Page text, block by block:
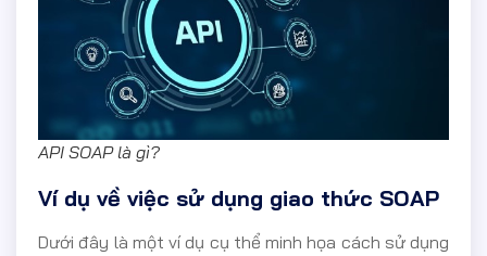
API SOAP là gì?
Ví dụ về việc sử dụng giao thức SOAP
Dưới đây là một ví dụ cụ thể minh họa cách sử dụng